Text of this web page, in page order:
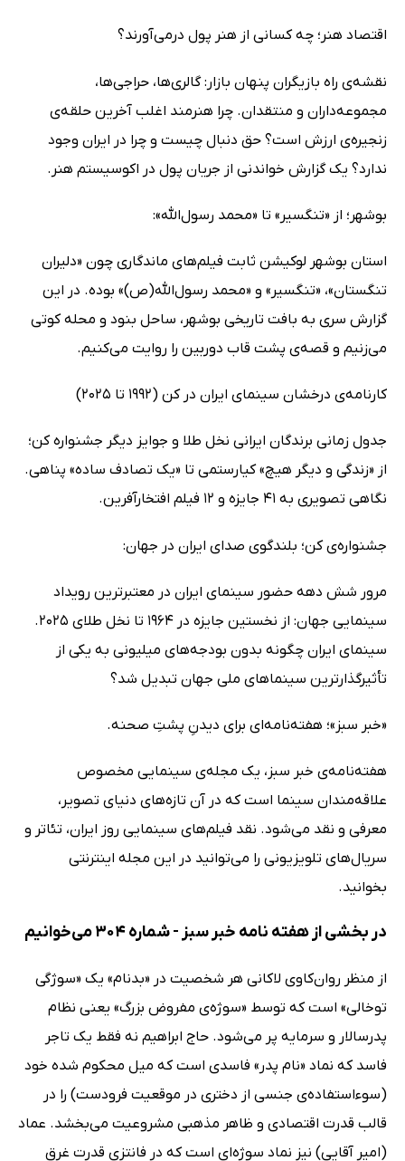
اقتصاد هنر؛ چه کسانی از هنر پول درمی‌آورند؟
نقشه‌ی راه بازیگران پنهان بازار: گالری‌ها، حراجی‌ها،
مجموعه‌داران و منتقدان. چرا هنرمند اغلب آخرین حلقه‌ی
زنجیره‌ی ارزش است؟ حق دنبال چیست و چرا در ایران وجود
ندارد؟ یک گزارش خواندنی از جریان پول در اکوسیستم هنر.
بوشهر؛ از «تنگسیر» تا «محمد رسول‌الله»:
استان بوشهر لوکیشن ثابت فیلم‌های ماندگاری چون «دلیران
تنگستان»، «تنگسیر» و «محمد رسول‌الله(ص)» بوده. در این
گزارش سری به بافت تاریخی بوشهر، ساحل بنود و محله کوتی
می‌زنیم و قصه‌ی پشت قاب دوربین را روایت می‌کنیم.
کارنامه‌ی درخشان سینمای ایران در کن (1992 تا 2025)
جدول زمانی برندگان ایرانی نخل طلا و جوایز دیگر جشنواره کن؛
از «زندگی و دیگر هیچ» کیارستمی تا «یک تصادف ساده» پناهی.
نگاهی تصویری به 41 جایزه و 12 فیلم افتخارآفرین.
جشنواره‌ی کن؛ بلندگوی صدای ایران در جهان:
مرور شش دهه حضور سینمای ایران در معتبرترین رویداد
سینمایی جهان: از نخستین جایزه در 1964 تا نخل طلای 2025.
سینمای ایران چگونه بدون بودجه‌های میلیونی به یکی از
تأثیرگذارترین سینماهای ملی جهان تبدیل شد؟
«خبر سبز»؛ هفته‌نامه‌ای برای دیدنِ پشتِ صحنه.
هفته‌نامه‌ی خبر سبز، یک مجله‌ی سینمایی مخصوص
علاقه‌مندان سینما است که در آن تازه‌های دنیای تصویر،
معرفی و نقد می‌شود. نقد فیلم‌های سینمایی روز ایران، تئاتر و
سریال‌های تلویزیونی را می‌توانید در این مجله اینترنتی
بخوانید.
در بخشی از هفته نامه خبر سبز - شماره 304 می‌خوانیم
از منظر روان‌کاوی لاکانی هر شخصیت در «بدنام» یک «سوژگی
توخالی» است که توسط «سوژه‌ی مفروض بزرگ» یعنی نظام
پدرسالار و سرمایه پر می‌شود. حاج ابراهیم نه فقط یک تاجر
فاسد که نماد «نام پدر» فاسدی است که میل محکوم شده خود
(سوءاستفاده‌ی جنسی از دختری در موقعیت فرودست) را در
قالب قدرت اقتصادی و ظاهر مذهبی مشروعیت می‌بخشد. عماد
(امیر آقایی) نیز نماد سوژه‌ای است که در فانتزی قدرت غرق